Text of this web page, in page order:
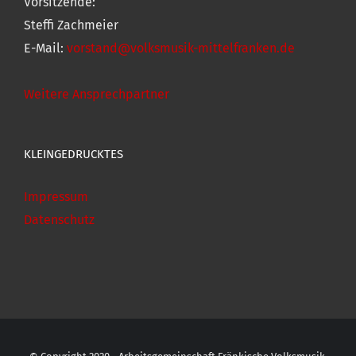
Steffi Zachmeier
E-Mail: vorstand@volksmusik-mittelfranken.de
Weitere Ansprechpartner
KLEINGEDRUCKTES
Impressum
Datenschutz